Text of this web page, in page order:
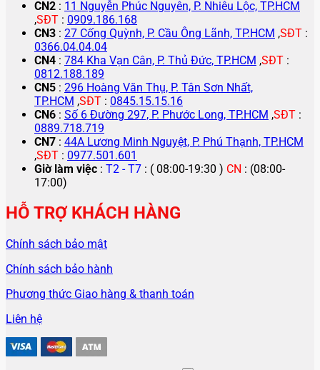
CN2 : 11 Nguyễn Phúc Nguyên, P. Nhiêu Lộc, TP.HCM
,SĐT : 0909.186.168
CN3 : 27 Cống Quỳnh, P. Cầu Ông Lãnh, TP.HCM ,SĐT :
0366.04.04.04
CN4 : 784 Kha Vạn Cân, P. Thủ Đức, TP.HCM ,SĐT :
0812.188.189
CN5 : 296 Hoàng Văn Thụ, P. Tân Sơn Nhất,
TP.HCM ,SĐT : 0845.15.15.16
CN6 : Số 6 Đường 297, P. Phước Long, TP.HCM ,SĐT :
0889.718.719
CN7 : 44A Lương Minh Nguyệt, P. Phú Thạnh, TP.HCM
,SĐT : 0977.501.601
Giờ làm việc : T2 - T7 : ( 08:00-19:30 ) CN : (08:00-
17:00)
HỖ TRỢ KHÁCH HÀNG
Chính sách bảo mật
Chính sách bảo hành
Phương thức Giao hàng & thanh toán
Liên hệ